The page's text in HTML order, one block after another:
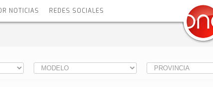
NOTICIAS REDES SOCIALES